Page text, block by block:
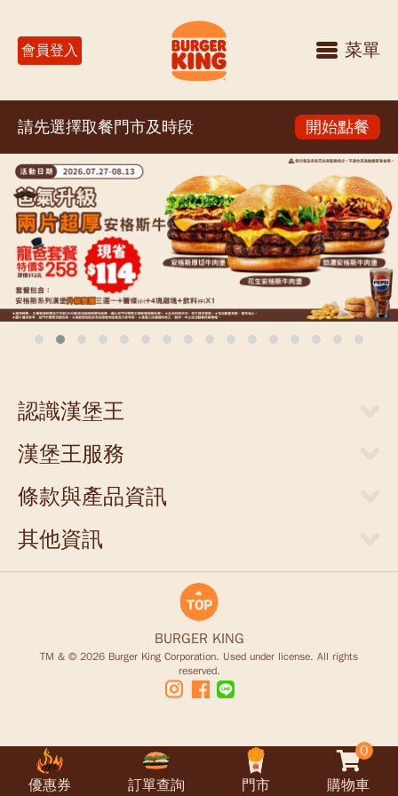
會員登入 菜單
請先選擇取餐門市及時段 開始點餐
優惠券 訂單查詢 門市
0
購物車
認識漢堡王
關於漢堡王
新聞中心
人才招募
聯絡我們
商業合作
漢堡王服務
當期優惠券
外送服務
門市清單
條款與產品資訊
網站隱私權聲明
食物營養成分參考表
其他資訊
豪點王服務調整說明
King Card儲值卡退款說明
BURGER KING
TM & © 2026 Burger King Corporation. Used under license. All rights
reserved.